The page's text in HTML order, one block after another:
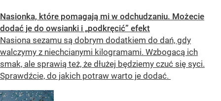
Nasionka, które pomagają mi w odchudzaniu. Możecie
dodać je do owsianki i „podkręcić” efekt
Nasiona sezamu są dobrym dodatkiem do dań, gdy
walczymy z niechcianymi kilogramami. Wzbogacą ich
smak, ale sprawią też, że dłużej będziemy czuć się syci.
Sprawdźcie, do jakich potraw warto je dodać.